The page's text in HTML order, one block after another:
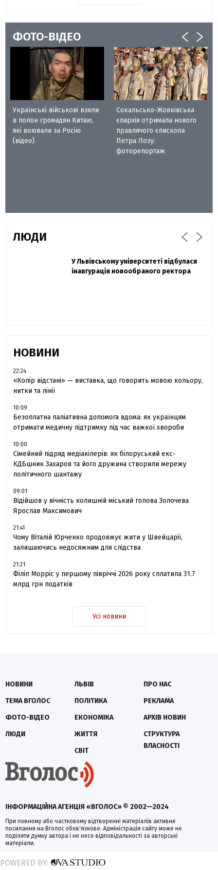
ФОТО-ВІДЕО
Українські військові взяли
в полон громадян Китаю,
які воювали за Росію
(відео)
Сокальсько-Жовківська
єпархія отримала нового
правлячого єпископа
Петра Лозу:
фоторепортаж
ЛЮДИ
Павло Дак
Захисник "Азовсталі" Діанов вдруге
одружився та показав фото з весілля
У Львівському університеті відбулася
інавгурація новообраного ректора
НОВИНИ
22:24
«Колір відстані» — виставка, що говорить мовою кольору,
нитки та лінії
10:09
Безоплатна паліативна допомога вдома: як українцям
отримати медичну підтримку під час важкої хвороби
10:00
Сімейний підряд медіакілерів: як білоруський екс-
КДБшник Захаров та його дружина створили мережу
політичного шантажу
09:01
Відійшов у вічність колишній міський голова Золочева
Ярослав Максимович
21:41
Чому Віталій Юрченко продовжує жити у Швейцарії,
залишаючись недосяжним для слідства
21:21
Філіп Морріс у першому півріччі 2026 року сплатила 31.7
млрд грн податків
Усі новини
ІНФОРМАЦІЙНА АГЕНЦІЯ «ВГОЛОС» © 2002—2024
При повному або частковому відтворенні матеріалів активне
посилання на Вголос обов'язкове. Адміністрація сайту може не
поділяти думку автора і не несе відповідальності за авторські
матеріали.
НОВИНИ
ТЕМА ВГОЛОС
ФОТО-ВІДЕО
ЛЮДИ
ЛЬВІВ
ПОЛІТИКА
ЕКОНОМІКА
ЖИТТЯ
СВІТ
ПРО НАС
РЕКЛАМА
АРХІВ НОВИН
СТРУКТУРА
ВЛАСНОСТІ
POWERED BY: